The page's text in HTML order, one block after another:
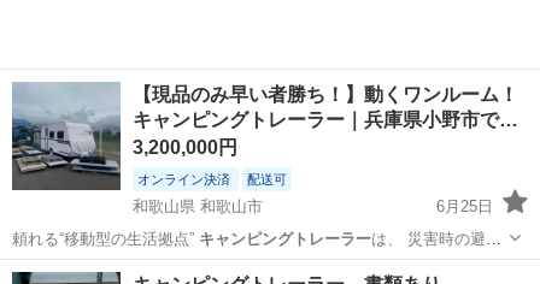
【現品のみ早い者勝ち！】動くワンルーム！
キャンピングトレーラー｜兵庫県小野市で…
3,200,000円
オンライン決済 配送可
和歌山県 和歌山市
6月25日
頼れる“移動型の生活拠点” キャンピングトレーラーは、 災害時の避難
スペース・…
和歌山 和歌山市 外装、車外用品